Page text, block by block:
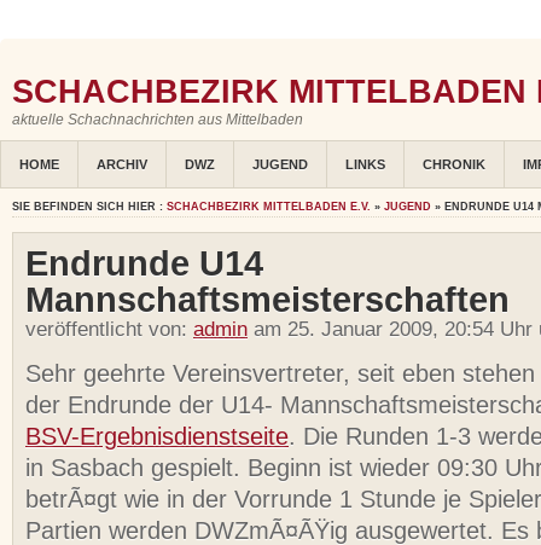
SCHACHBEZIRK MITTELBADEN
aktuelle Schachnachrichten aus Mittelbaden
HOME ARCHIV DWZ JUGEND LINKS CHRONIK
SIE BEFINDEN SICH HIER : SCHACHBEZIRK MITTELBADEN E.V. » JUGEND » ENDRUNDE U14
Endrunde U14
Mannschaftsmeisterschaften
veröffentlicht von: admin am 25. Januar 2009, 20:54
Sehr geehrte Vereinsvertreter, seit eben
der Endrunde der U14-
BSV-Ergebnisdienstseite. Die Runden 1-3
in Sasbach gespielt. Beginn ist wieder 09:30
betrÃ¤gt wie in der Vorrunde 1 Stunde je
Partien werden DWZmÃ¤ÃŸig ausgewertet. Es